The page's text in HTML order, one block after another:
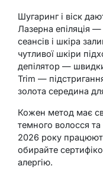
Шугаринг і віск
Лазерна епіляція
сеансів і шкіра
чутливої шкіри
депілятор —
Trim —
золота середина
Кожен метод має
темного волосся та
2026 року
обирайте
алергію.